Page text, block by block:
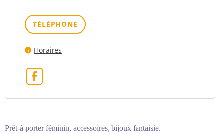
TÉLÉPHONE
Horaires
Prêt-à-porter féminin, accessoires, bijoux fantaisie.